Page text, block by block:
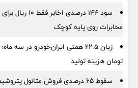
سود ۱۴۴ درصدی
مخابرات روی پایه کوچک
تومان هزینه تولید
سقوط ۶۵ درصدی فروش متانول